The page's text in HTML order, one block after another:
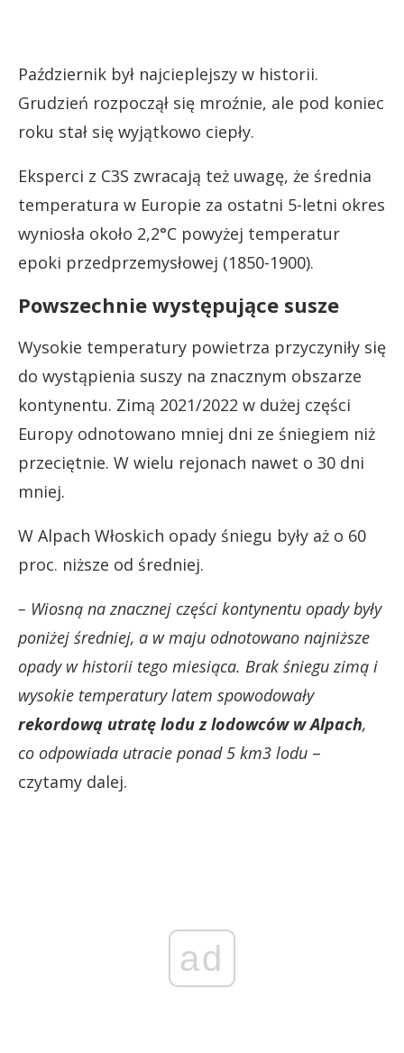
Październik był najcieplejszy w historii.
Grudzień rozpoczął się mroźnie, ale pod koniec
roku stał się wyjątkowo ciepły.
Eksperci z C3S zwracają też uwagę, że średnia
temperatura w Europie za ostatni 5-letni okres
wyniosła około 2,2°C powyżej temperatur
epoki przedprzemysłowej (1850-1900).
Powszechnie występujące susze
Wysokie temperatury powietrza przyczyniły się
do wystąpienia suszy na znacznym obszarze
kontynentu. Zimą 2021/2022 w dużej części
Europy odnotowano mniej dni ze śniegiem niż
przeciętnie. W wielu rejonach nawet o 30 dni
mniej.
W Alpach Włoskich opady śniegu były aż o 60
proc. niższe od średniej.
– Wiosną na znacznej części kontynentu opady były
poniżej średniej, a w maju odnotowano najniższe
opady w historii tego miesiąca. Brak śniegu zimą i
wysokie temperatury latem spowodowały
rekordową utratę lodu z lodowców w Alpach,
co odpowiada utracie ponad 5 km3 lodu –
czytamy dalej.
ad